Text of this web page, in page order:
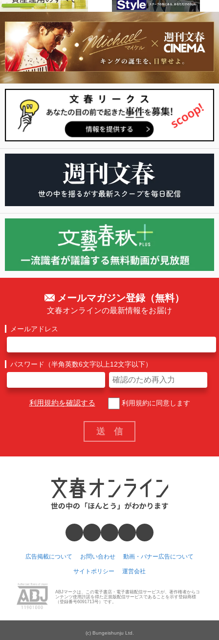
メールマガジン登録（無料）
文春オンラインの最新情報をお届け
メールアドレス
パスワード（半角英数6文字以上12文字以下）
利用規約を確認する 利用規約に同意します
広告掲載について お問い合わせ 動画・バナー広告について
サイトポリシー 運営会社
ABJマークは、この電子書店・電子書籍配信サービスが、著作権者からコ
ンテンツ使用許諾を得た正規版配信サービスであることを示す登録商標
（登録番号6091713号）です。
(c) Bungeishunju Ltd.